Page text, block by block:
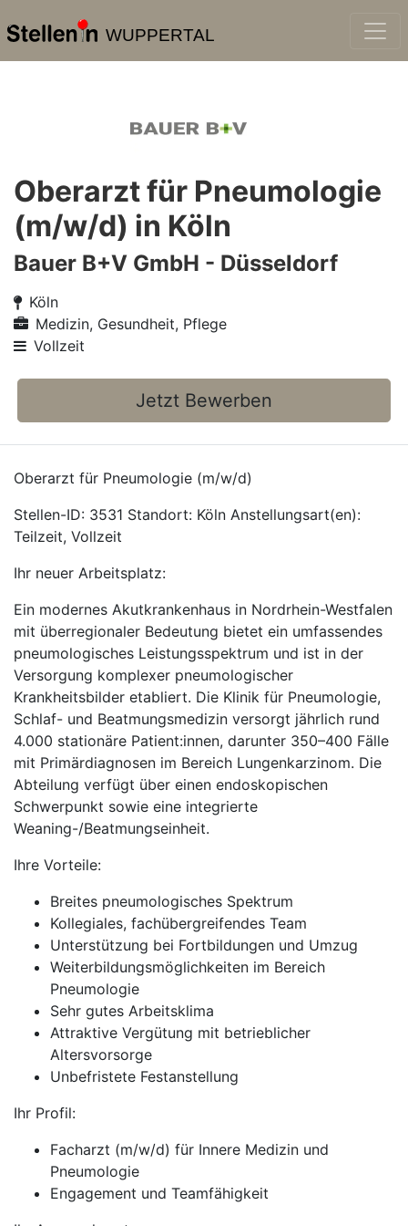
WUPPERTAL
Oberarzt für Pneumologie
(m/w/d) in Köln
Bauer B+V GmbH - Düsseldorf
Köln
Medizin, Gesundheit, Pflege
Vollzeit
Jetzt Bewerben
Oberarzt für Pneumologie (m/w/d)
Stellen-ID: 3531 Standort: Köln Anstellungsart(en):
Teilzeit, Vollzeit
Ihr neuer Arbeitsplatz:
Ein modernes Akutkrankenhaus in Nordrhein-Westfalen
mit überregionaler Bedeutung bietet ein umfassendes
pneumologisches Leistungsspektrum und ist in der
Versorgung komplexer pneumologischer
Krankheitsbilder etabliert. Die Klinik für Pneumologie,
Schlaf- und Beatmungsmedizin versorgt jährlich rund
4.000 stationäre Patient:innen, darunter 350–400 Fälle
mit Primärdiagnosen im Bereich Lungenkarzinom. Die
Abteilung verfügt über einen endoskopischen
Schwerpunkt sowie eine integrierte
Weaning-/Beatmungseinheit.
Ihre Vorteile:
Breites pneumologisches Spektrum
Kollegiales, fachübergreifendes Team
Unterstützung bei Fortbildungen und Umzug
Weiterbildungsmöglichkeiten im Bereich
Pneumologie
Sehr gutes Arbeitsklima
Attraktive Vergütung mit betrieblicher
Altersvorsorge
Unbefristete Festanstellung
Ihr Profil:
Facharzt (m/w/d) für Innere Medizin und
Pneumologie
Engagement und Teamfähigkeit